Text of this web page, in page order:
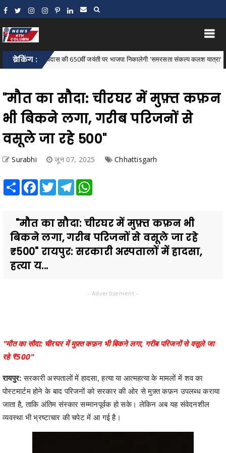
ब्रेकिंग :
संत रविदास की 650वीं जयंती पर भाजपा निकालेगी 'समरसता संकल्प कलश यात्रा'
"मौत का सौदा: चीरघर में मुफ़्त कफ़न
भी बिकने लगा, गरीब परिजनों से
वसूले जा रहे ₹500"
Surabhi जून 07, 2025 Chhattisgarh
Share Facebook
TwitterTelegram
"मौत का सौदा: चीरघर में मुफ़्त कफ़न भी
बिकने लगा, गरीब परिजनों से वसूले जा रहे
₹500" रायपुर: सरकारी अस्पतालों में हादसा,
हत्या य...
- Advertisement -
"मौत का सौदा: चीरघर में मुफ़्त कफ़न भी बिकने लगा, गरीब परिजनों से वसूले जा
रहे ₹500"
रायपुर:सरकारी अस्पतालों में हादसा, हत्या या आत्महत्या के मामलों में शव का
पोस्टमार्टम होने के बाद परिजनों को सरकार की ओर से मुफ़्त कफ़न उपलब्ध कराया
जाता है, ताकि अंतिम संस्कार सम्मानपूर्वक हो सके। लेकिन अब यह संवेदनशील
व्यवस्था भी भ्रष्टाचार की चपेट में आ गई है।